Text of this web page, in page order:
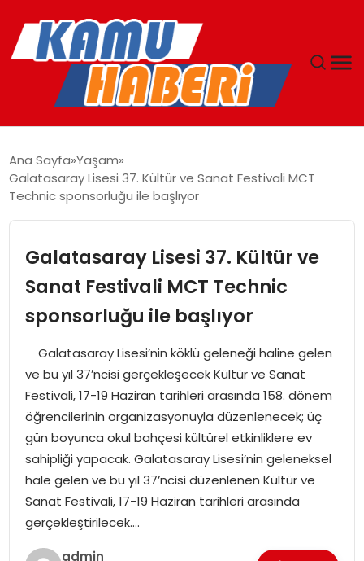
YAŞAM
EKONOMI
SPOR
TEKNOLOJI
EĞITIM
GENEL
Ana Sayfa Yaşam
Galatasaray Lisesi 37. Kültür ve Sanat Festivali MCT
Technic sponsorluğu ile başlıyor
Galatasaray Lisesi 37. Kültür ve
Sanat Festivali MCT Technic
sponsorluğu ile başlıyor
Galatasaray Lisesi’nin köklü geleneği haline gelen
ve bu yıl 37’ncisi gerçekleşecek Kültür ve Sanat
Festivali, 17-19 Haziran tarihleri arasında 158. dönem
öğrencilerinin organizasyonuyla düzenlenecek; üç
gün boyunca okul bahçesi kültürel etkinliklere ev
sahipliği yapacak. Galatasaray Lisesi’nin geleneksel
hale gelen ve bu yıl 37’ncisi düzenlenen Kültür ve
Sanat Festivali, 17-19 Haziran tarihleri arasında
gerçekleştirilecek….
admin